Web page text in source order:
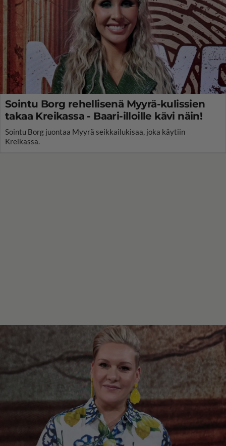
Sointu Borg rehellisenä Myyrä-kulissien
takaa Kreikassa - Baari-illoille kävi näin!
Sointu Borg juontaa Myyrä seikkailukisaa, joka käytiin
Kreikassa.